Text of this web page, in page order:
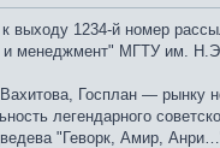
выходу 1234-й номер
и менеджмент" МГТУ им.
Госплан — рынку
легендарного
"Геворк, Амир,